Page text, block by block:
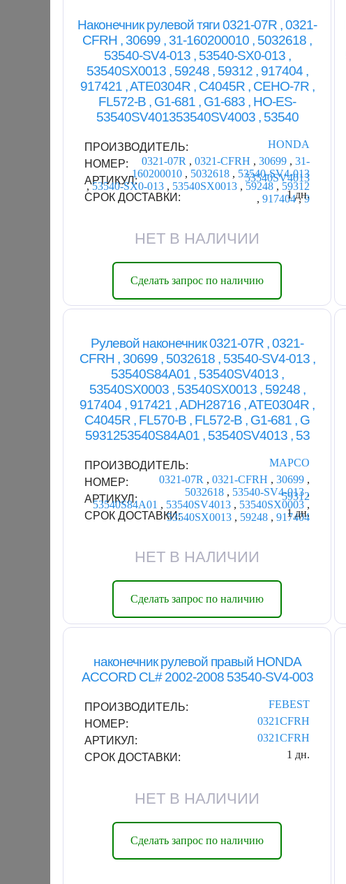
Наконечник рулевой тяги 0321-07R , 0321-
CFRH , 30699 , 31-160200010 , 5032618 ,
53540-SV4-013 , 53540-SX0-013 ,
53540SX0013 , 59248 , 59312 , 917404 ,
917421 , ATE0304R , C4045R , CEHO-7R ,
FL572-B , G1-681 , G1-683 , HO-ES-
53540SV401353540SV4003 , 53540
ПРОИЗВОДИТЕЛЬ:
HONDA
НОМЕР:
0321-07R ,0321-CFRH ,30699 ,31-
160200010 , 5032618 , 53540-SV4-013
,53540-SX0-013 , 53540SX0013 , 59248 , 59312
,917404,9
АРТИКУЛ:
53540SV4013
СРОК ДОСТАВКИ:
1 дн.
НЕТ В НАЛИЧИИ
Сделать запрос по наличию
Рулевой наконечник 0321-07R , 0321-
CFRH , 30699 , 5032618 , 53540-SV4-013 ,
53540S84A01 , 53540SV4013 ,
53540SX0003 , 53540SX0013 , 59248 ,
917404 , 917421 , ADH28716 , ATE0304R ,
C4045R , FL570-B , FL572-B , G1-681 , G
5931253540S84A01 , 53540SV4013 , 53
ПРОИЗВОДИТЕЛЬ:
MAPCO
НОМЕР:
0321-07R ,0321-CFRH ,30699 ,
5032618 , 53540-SV4-013,
53540S84A01 , 53540SV4013 , 53540SX0003 ,
53540SX0013 , 59248 ,917404
АРТИКУЛ:
59312
СРОК ДОСТАВКИ:
1 дн.
НЕТ В НАЛИЧИИ
Сделать запрос по наличию
наконечник рулевой правый HONDA
ACCORD CL# 2002-2008 53540-SV4-003
ПРОИЗВОДИТЕЛЬ:
FEBEST
НОМЕР:
0321CFRH
АРТИКУЛ:
0321CFRH
СРОК ДОСТАВКИ:
1 дн.
НЕТ В НАЛИЧИИ
Сделать запрос по наличию